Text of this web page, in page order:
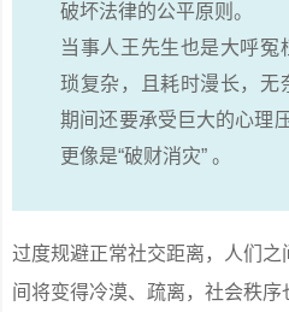
破坏法律的公平原则。
当事人王先生也是大呼冤
琐复杂，且耗时漫长，无
期间还要承受巨大的心理
更像是“破财消灾” 。
过度规避正常社交距离，人们
间将变得冷漠、疏离，社会秩